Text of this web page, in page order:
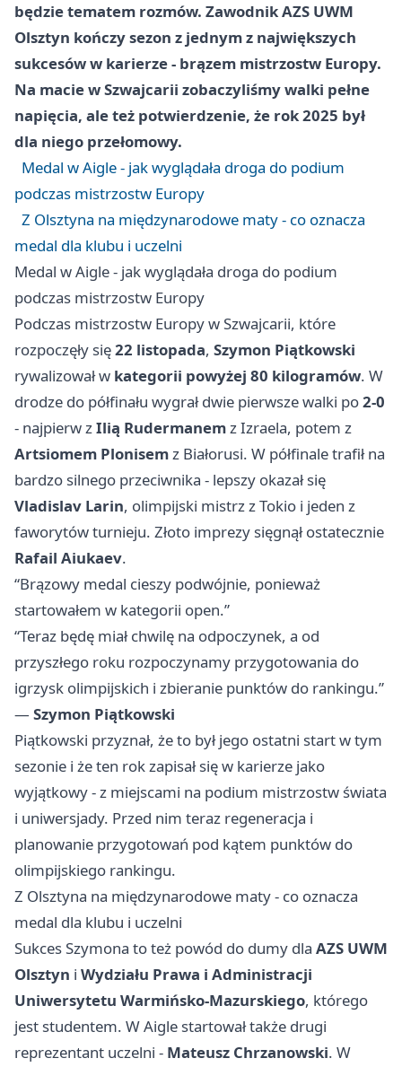
będzie tematem rozmów. Zawodnik AZS UWM
Olsztyn kończy sezon z jednym z największych
sukcesów w karierze - brązem mistrzostw Europy.
Na macie w Szwajcarii zobaczyliśmy walki pełne
napięcia, ale też potwierdzenie, że rok 2025 był
dla niego przełomowy.
Medal w Aigle - jak wyglądała droga do podium
podczas mistrzostw Europy
Z Olsztyna na międzynarodowe maty - co oznacza
medal dla klubu i uczelni
Medal w Aigle - jak wyglądała droga do podium
podczas mistrzostw Europy
Podczas mistrzostw Europy w Szwajcarii, które
rozpoczęły się22 listopada, Szymon Piątkowski
rywalizował w kategorii powyżej 80 kilogramów. W
drodze do półfinału wygrał dwie pierwsze walki po2-0
- najpierw zIlią Rudermanemz Izraela, potem z
Artsiomem Plonisemz Białorusi. W półfinale trafił na
bardzo silnego przeciwnika - lepszy okazał się
Vladislav Larin, olimpijski mistrz z Tokio i jeden z
faworytów turnieju. Złoto imprezy sięgnął ostatecznie
Rafail Aiukaev.
“Brązowy medal cieszy podwójnie, ponieważ
startowałem w kategorii open.”
“Teraz będę miał chwilę na odpoczynek, a od
przyszłego roku rozpoczynamy przygotowania do
igrzysk olimpijskich i zbieranie punktów do rankingu.”
— Szymon Piątkowski
Piątkowski przyznał, że to był jego ostatni start w tym
sezonie i że ten rok zapisał się w karierze jako
wyjątkowy - z miejscami na podium mistrzostw świata
i uniwersjady. Przed nim teraz regeneracja i
planowanie przygotowań pod kątem punktów do
olimpijskiego rankingu.
Z Olsztyna na międzynarodowe maty - co oznacza
medal dla klubu i uczelni
Sukces Szymona to też powód do dumy dla AZS UWM
Olsztyn i Wydziału Prawa i Administracji
Uniwersytetu Warmińsko-Mazurskiego, którego
jest studentem. W Aigle startował także drugi
reprezentant uczelni - Mateusz Chrzanowski. W